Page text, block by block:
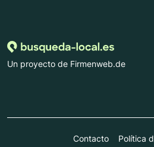
Un proyecto de Firmenweb.de
Contacto Política